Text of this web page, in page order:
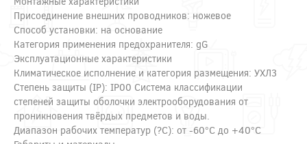
Присоединение внешних проводников: ножевое
Способ установки: на основание
Категория применения предохранителя: gG
Эксплуатационные характеристики
Климатическое исполнение и категория размещения: УХЛ3
Степень защиты (IP): IP00 Система классификации
степеней защиты оболочки электрооборудования от
проникновения твёрдых предметов и воды.
Диапазон рабочих температур (?С): от -60°С до +40°С